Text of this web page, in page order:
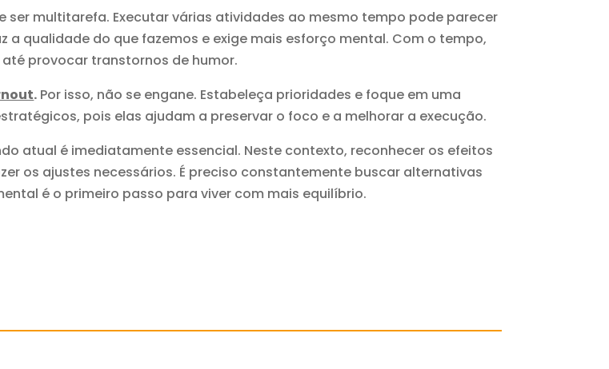
ser multitarefa. Executar várias atividades ao mesmo tempo pode parecer
a qualidade do que fazemos e exige mais esforço mental. Com o tempo,
provocar transtornos de humor.
. Por isso, não se engane. Estabeleça prioridades e foque em uma
pois elas ajudam a preservar o foco e a melhorar a execução.
atual é imediatamente essencial. Neste contexto, reconhecer os efeitos
os ajustes necessários. É preciso constantemente buscar alternativas
é o primeiro passo para viver com mais equilíbrio.